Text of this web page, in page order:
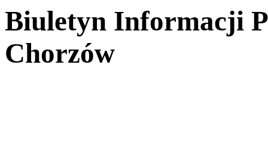
Biuletyn Informacji
Chorzów